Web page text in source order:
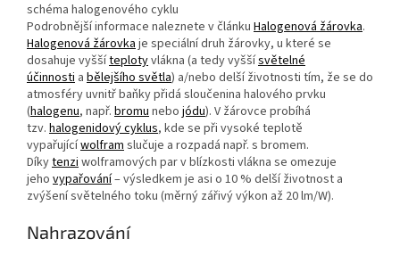
schéma halogenového cyklu
Podrobnější informace naleznete v článku Halogenová žárovka.
Halogenová žárovkaje speciální druh žárovky, u které se
dosahuje vyššíteplotyvlákna (a tedy vyššísvětelné
účinnosti a bělejšího světla) a/nebo delší životnosti tím, že se do
atmosféry uvnitř baňky přidá sloučenina halového prvku
(halogenu, např. bromunebo jódu). V žárovce probíhá
tzv. halogenidový cyklus, kde se při vysoké teplotě
vypařujícíwolframslučuje a rozpadá např. s bromem.
Díkytenziwolframových par v blízkosti vlákna se omezuje
jeho vypařování– výsledkem je asi o 10 % delší životnost a
zvýšení světelného toku (měrný zářivý výkon až 20 lm/W).
Nahrazování